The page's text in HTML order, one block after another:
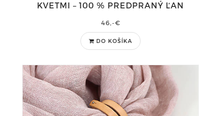
KVETMI – 100 % PREDPRANÝ ĽAN
46,-€
DO KOŠÍKA